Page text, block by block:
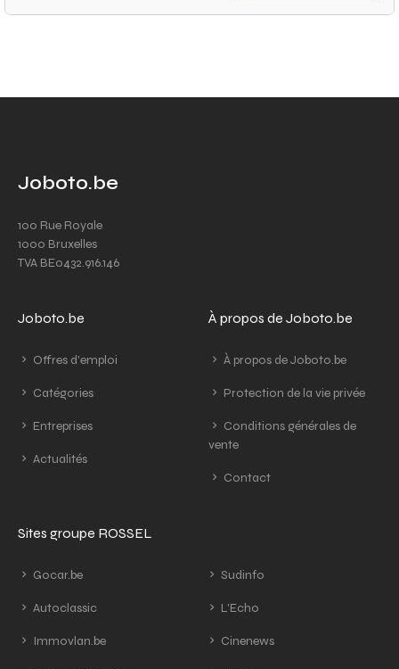
Joboto.be
100 Rue Royale
1000 Bruxelles
TVA BE0432.916.146
Joboto.be
Offres d'emploi
Catégories
Entreprises
Actualités
À propos de Joboto.be
À propos de Joboto.be
Protection de la vie privée
Conditions générales de
vente
Contact
Sites groupe ROSSEL
Gocar.be
Autoclassic
Immovlan.be
Sudinfo
L'Echo
Cinenews